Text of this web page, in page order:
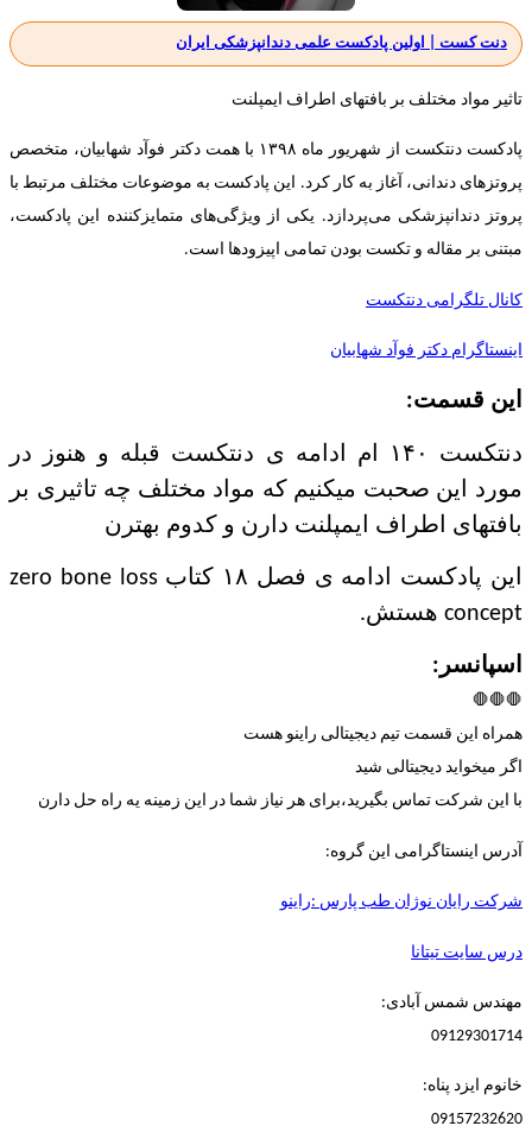
دنت کست | اولین پادکست علمی دندانپزشکی ایران
تاثیر مواد مختلف بر بافتهای اطراف ایمپلنت
پادکست دنتکست از شهریور ماه ۱۳۹۸ با همت دکتر فوآد شهابیان، متخصص
پروتزهای دندانی، آغاز به کار کرد. این پادکست به موضوعات مختلف مرتبط با
پروتز دندانپزشکی می‌پردازد. یکی از ویژگی‌های متمایزکننده این پادکست،
مبتنی بر مقاله و تکست بودن تمامی اپیزودها است.
کانال تلگرامی دنتکست
اینستاگرام دکتر فوآد شهابیان
این قسمت:
دنتکست ۱۴۰ ام ادامه ی دنتکست قبله و هنوز در
مورد این صحبت میکنیم که مواد مختلف چه تاثیری بر
بافتهای اطراف ایمپلنت دارن و کدوم بهترن
این پادکست ادامه ی فصل ۱۸ کتاب zero bone loss
concept هستش.
اسپانسر:
🛑🛑🛑
همراه این قسمت تیم دیجیتالی راینو هست
اگر میخواید دیجیتالی شید
با این شرکت تماس بگیرید،برای هر نیاز شما در این زمینه یه راه حل دارن
آدرس اینستاگرامی این گروه:
شرکت رایان نوژان طب پارس :راینو
درس سایت تیتانا
مهندس شمس آبادی:
09129301714
خانوم ایزد پناه:
09157232620